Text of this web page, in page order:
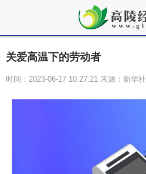
关爱高温下的劳动者
时间：2023-06-17 10:27:21 来源：新华社